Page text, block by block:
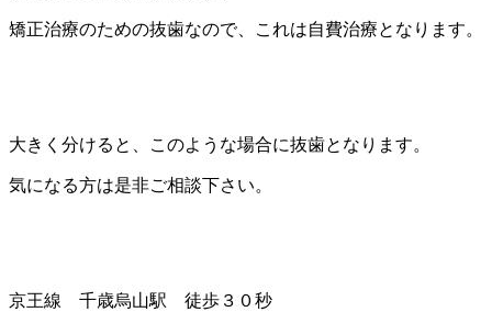
矯正治療のための抜歯なので、これは自費治療となります。
大きく分けると、このような場合に抜歯となります。
気になる方は是非ご相談下さい。
京王線 千歳烏山駅 徒歩３０秒